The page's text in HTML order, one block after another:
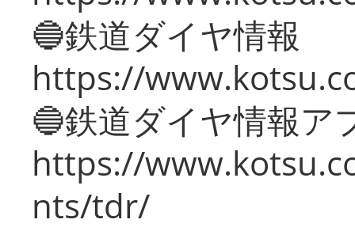
🔵鉄道ダイヤ情報
https://
🔵鉄道ダイヤ情報ア
https://
nts/tdr/